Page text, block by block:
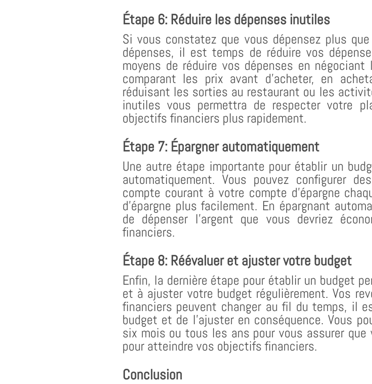
Étape 6: Réduire les dépenses inutiles
Si vous constatez que vous dépensez plus
dépenses, il est temps de réduire vos
moyens de réduire vos dépenses en
comparant les prix avant d’acheter, en
réduisant les sorties au restaurant ou les
inutiles vous permettra de respecter votre
objectifs financiers plus rapidement.
Étape 7: Épargner automatiquement
Une autre étape importante pour établir un
automatiquement. Vous pouvez configurer
compte courant à votre compte d’épargne
d’épargne plus facilement. En épargnant
de dépenser l’argent que vous devriez
financiers.
Étape 8: Réévaluer et ajuster votre budget
Enfin, la dernière étape pour établir un budget
et à ajuster votre budget régulièrement. Vos
financiers peuvent changer au fil du temps, il
budget et de l’ajuster en conséquence. Vous
six mois ou tous les ans pour vous assurer
pour atteindre vos objectifs financiers.
Conclusion